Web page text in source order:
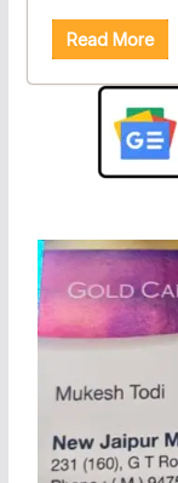
Read More